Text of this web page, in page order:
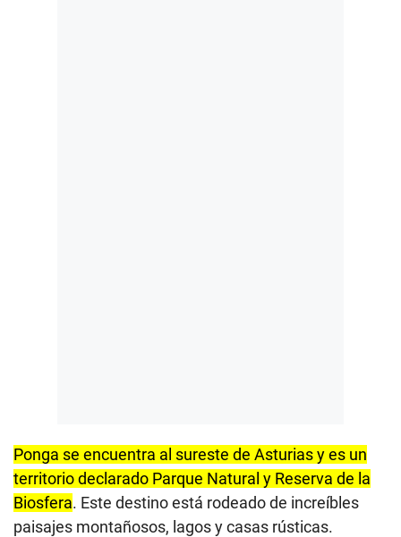
Ponga se encuentra al sureste de Asturias y es un
territorio declarado Parque Natural y Reserva de la
Biosfera. Este destino está rodeado de increíbles
paisajes montañosos, lagos y casas rústicas.